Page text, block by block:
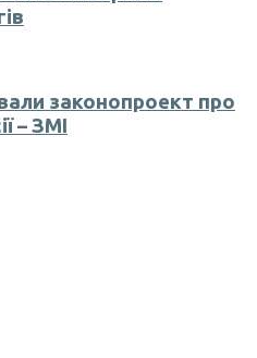
законопроект про
– ЗМІ